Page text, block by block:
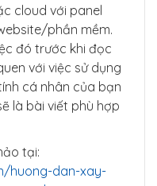
cloud với panel
phần mềm.
đó trước khi đọc
với việc sử dụng
cá nhân của bạn
là bài viết phù hợp
tại:
huong-dan-xay-